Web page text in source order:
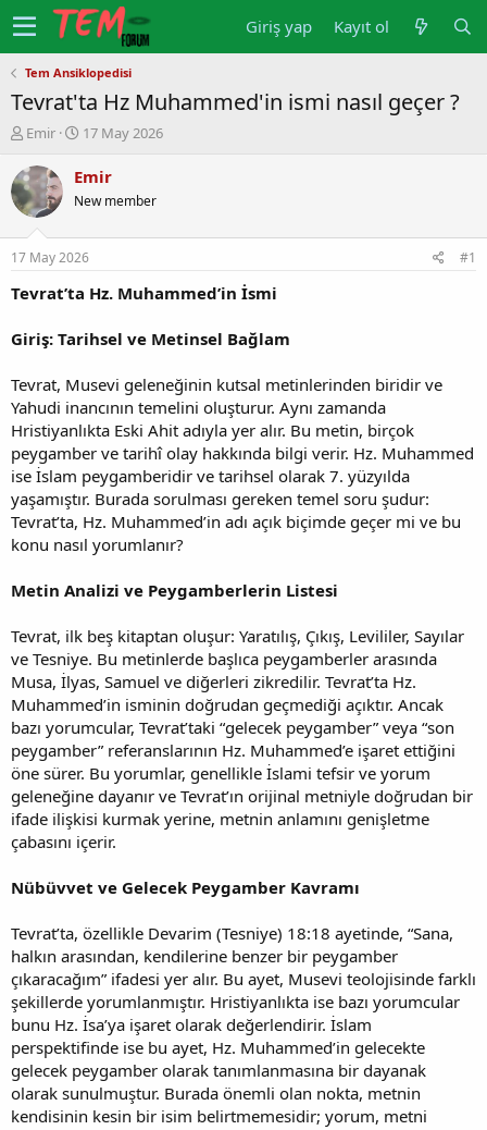
Giriş yap Kayıt ol
Tem Ansiklopedisi
Tevrat'ta Hz Muhammed'in ismi nasıl geçer ?
K
n
u
y
b
a
ş
t
n
Emir
B
ş
a
g
ı
ç
r
h
i
17 May 2026
Emir
New member
17 May 2026 #1
Tevrat’ta Hz. Muhammed’in İsmi
Giriş: Tarihsel ve Metinsel Bağlam
Tevrat, Musevi geleneğinin kutsal metinlerinden biridir ve
Yahudi inancının temelini oluşturur. Aynı zamanda
Hristiyanlıkta Eski Ahit adıyla yer alır. Bu metin, birçok
peygamber ve tarihî olay hakkında bilgi verir. Hz. Muhammed
ise İslam peygamberidir ve tarihsel olarak 7. yüzyılda
yaşamıştır. Burada sorulması gereken temel soru şudur:
Tevrat’ta, Hz. Muhammed’in adı açık biçimde geçer mi ve bu
konu nasıl yorumlanır?
Metin Analizi ve Peygamberlerin Listesi
Tevrat, ilk beş kitaptan oluşur: Yaratılış, Çıkış, Levililer, Sayılar
ve Tesniye. Bu metinlerde başlıca peygamberler arasında
Musa, İlyas, Samuel ve diğerleri zikredilir. Tevrat’ta Hz.
Muhammed’in isminin doğrudan geçmediği açıktır. Ancak
bazı yorumcular, Tevrat’taki “gelecek peygamber” veya “son
peygamber” referanslarının Hz. Muhammed’e işaret ettiğini
öne sürer. Bu yorumlar, genellikle İslami tefsir ve yorum
geleneğine dayanır ve Tevrat’ın orijinal metniyle doğrudan bir
ifade ilişkisi kurmak yerine, metnin anlamını genişletme
çabasını içerir.
Nübüvvet ve Gelecek Peygamber Kavramı
Tevrat’ta, özellikle Devarim (Tesniye) 18:18 ayetinde, “Sana,
halkın arasından, kendilerine benzer bir peygamber
çıkaracağım” ifadesi yer alır. Bu ayet, Musevi teolojisinde farklı
şekillerde yorumlanmıştır. Hristiyanlıkta ise bazı yorumcular
bunu Hz. İsa’ya işaret olarak değerlendirir. İslam
perspektifinde ise bu ayet, Hz. Muhammed’in gelecekte
gelecek peygamber olarak tanımlanmasına bir dayanak
olarak sunulmuştur. Burada önemli olan nokta, metnin
kendisinin kesin bir isim belirtmemesidir; yorum, metni